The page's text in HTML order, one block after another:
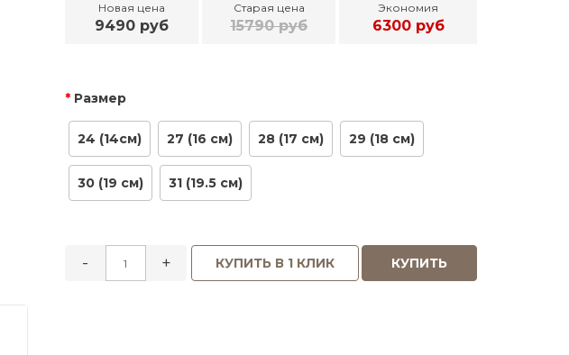
Новая цена
9490 руб
Старая цена
15790 руб
Экономия
6300 руб
Размер
24 (14см) 27 (16 см) 28 (17 см) 29 (18 см)
30 (19 см) 31 (19.5 см)
- + КУПИТЬ В 1 КЛИК КУПИТЬ